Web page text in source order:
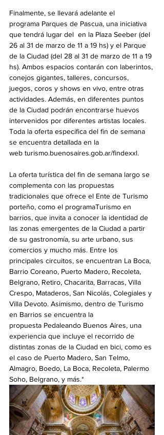
Finalmente, se llevará adelante el
programa Parques de Pascua, una iniciativa
que tendrá lugar del  en la Plaza Seeber (del
26 al 31 de marzo de 11 a 19 hs) y el Parque
de la Ciudad (del 28 al 31 de marzo de 11 a 19
hs). Ambos espacios contarán con laberintos,
conejos gigantes, talleres, concursos,
juegos, coros y shows en vivo, entre otras
actividades. Además, en diferentes puntos
de la Ciudad podrán encontrarse huevos
intervenidos por diferentes artistas locales.
Toda la oferta específica del fin de semana
se encuentra detallada en la
web turismo.buenosaires.gob.ar/findexxl.
La oferta turística del fin de semana largo se
complementa con las propuestas
tradicionales que ofrece el Ente de Turismo
porteño, como el programaTurismo en
barrios, que invita a conocer la identidad de
las zonas emergentes de la Ciudad a partir
de su gastronomía, su arte urbano, sus
comercios y mucho más. Entre los
principales circuitos, se encuentran La Boca,
Barrio Coreano, Puerto Madero, Recoleta,
Belgrano, Retiro, Chacarita, Barracas, Villa
Crespo, Mataderos, San Nicolás, Colegiales y
Villa Devoto. Asimismo, dentro de Turismo
en Barrios se encuentra la
propuesta Pedaleando Buenos Aires, una
experiencia que incluye el recorrido de
distintas zonas de la Ciudad en bici, como es
el caso de Puerto Madero, San Telmo,
Almagro, Boedo, La Boca, Recoleta, Palermo
Soho, Belgrano, y más.*